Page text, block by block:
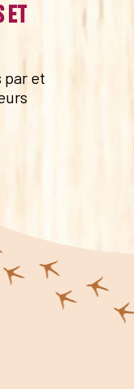
et
par et